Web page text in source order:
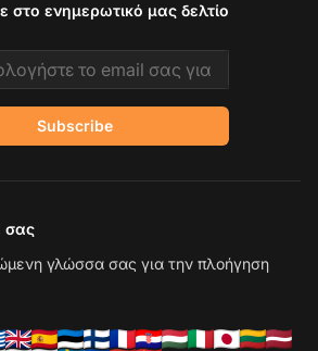
στο ενημερωτικό μας δελτίο
Subscribe
σας
γλώσσα σας για την πλοήγηση